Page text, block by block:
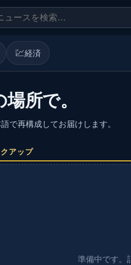
💹経済
所で。
で再構成してお届けします。
アップ
準備中です。